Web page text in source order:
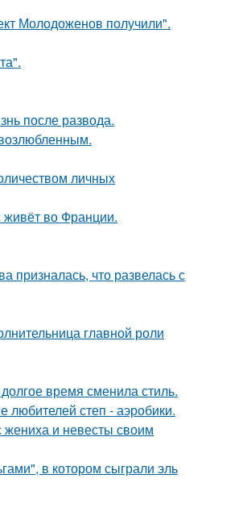
Молодоженов получили".
после развода.
личных
во Франции.
призналась, что развелась с
главной роли
время сменила стиль.
степ - аэробики.
и невесты своим
в котором сыграли эль